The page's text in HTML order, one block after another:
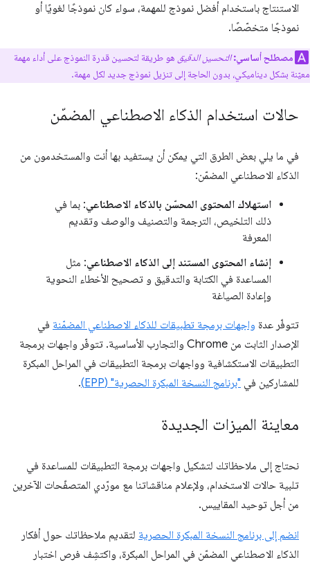
الاستنتاج باستخدام أفضل نموذج للمهمة، سواء كان نموذجًا لغويًا أو
نموذجًا متخصّصًا.
مصطلح أساسي: التحسين الدقيق هو طريقة لتحسين قدرة النموذج على أداء مهمة
معيّنة بشكل ديناميكي، بدون الحاجة إلى تنزيل نموذج جديد لكل مهمة.
حالات استخدام الذكاء الاصطناعي المضمّن
في ما يلي بعض الطرق التي يمكن أن يستفيد بها أنت والمستخدمون من
الذكاء الاصطناعي المضمّن:
استهلاك المحتوى المحسّن بالذكاء الاصطناعي: بما في
ذلك التلخيص، الترجمة والتصنيف والوصف وتقديم
المعرفة
إنشاء المحتوى المستند إلى الذكاء الاصطناعي: مثل
المساعدة في الكتابة والتدقيق و تصحيح الأخطاء النحوية
وإعادة الصياغة
تتوفّر عدة واجهات برمجة تطبيقات للذكاء الاصطناعي المضمّنة في
الإصدار الثابت من Chrome والتجارب الأساسية. تتوفّر واجهات برمجة
التطبيقات الاستكشافية وواجهات برمجة التطبيقات في المراحل المبكرة
للمشاركين في "برنامج النسخة المبكرة الحصرية" (EPP) .
معاينة الميزات الجديدة
نحتاج إلى ملاحظاتك لتشكيل واجهات برمجة التطبيقات للمساعدة في
تلبية حالات الاستخدام، ولإعلام مناقشاتنا مع مورّدي المتصفّحات الآخرين
من أجل توحيد المقاييس.
انضم إلى برنامج النسخة المبكرة الحصرية لتقديم ملاحظاتك حول أفكار
الذكاء الاصطناعي المضمّن في المراحل المبكرة، واكتشِف فرص اختبار